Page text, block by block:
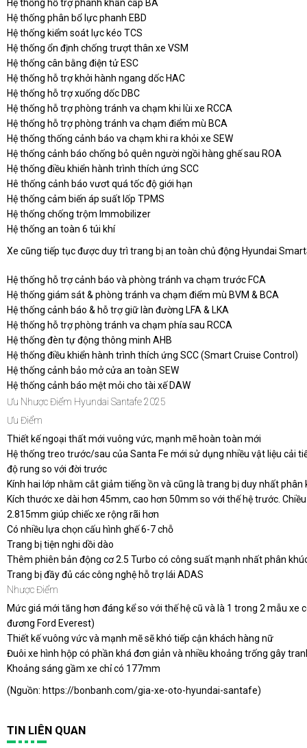
Hệ thống hỗ trợ phanh khẩn cấp BA
Hệ thống phân bổ lực phanh EBD
Hệ thống kiểm soát lực kéo TCS
Hệ thống ổn định chống trượt thân xe VSM
Hệ thống cân bằng điện tử ESC
Hệ thống hỗ trợ khởi hành ngang dốc HAC
Hệ thống hỗ trợ xuống dốc DBC
Hệ thống hỗ trợ phòng tránh va chạm khi lùi xe RCCA
Hệ thống hỗ trợ phòng tránh va chạm điểm mù BCA
Hệ thống thống cảnh báo va chạm khi ra khỏi xe SEW
Hệ thống cảnh báo chống bỏ quên người ngồi hàng ghế sau ROA
Hệ thống điều khiển hành trình thích ứng SCC
Hê thống cảnh báo vươt quá tốc độ giới hạn
Hệ thống cảm biến áp suất lốp TPMS
Hệ thống chống trộm Immobilizer
Hệ thống an toàn 6 túi khí
Xe cũng tiếp tục được duy trì trang bị an toàn chủ động Hyundai
Hệ thống hỗ trợ cảnh báo và phòng tránh va chạm trước FCA
Hệ thống giám sát & phòng tránh va chạm điểm mù BVM & BCA
Hệ thống cảnh báo & hỗ trợ giữ làn đường LFA & LKA
Hệ thống hỗ trợ phòng tránh va chạm phía sau RCCA
Hệ thống đèn tự động thông minh AHB
Hệ thống điều khiển hành trình thích ứng SCC (Smart Cruise Control)
Hệ thống cảnh bảo mở cửa an toàn SEW
Hệ thống cảnh báo mệt mỏi cho tài xế DAW
Ưu Nhược Điểm Hyundai Santafe 2025
Ưu Điểm
Thiết kế ngoại thất mới vuông vức, mạnh mẽ hoàn toàn mới
Hệ thống treo trước/sau của Santa Fe mới sử dụng nhiều vật liệu cải
độ rung so với đời trước
Kính hai lớp nhằm cắt giảm tiếng ồn và cũng là trang bị duy nhất phân
Kích thước xe dài hơn 45mm, cao hơn 50mm so với thế hệ trước.
2.815mm giúp chiếc xe rộng rãi hơn
Có nhiều lựa chọn cấu hình ghế 6-7 chỗ
Trang bị tiện nghi dồi dào
Thêm phiên bản động cơ 2.5 Turbo có công suất mạnh nhất phân
Trang bị đầy đủ các công nghệ hỗ trợ lái ADAS
Nhược Điểm
Mức giá mới tăng hơn đáng kể so với thế hệ cũ và là 1 trong 2 mẫu xe
đương Ford Everest)
Thiết kế vuông vức và mạnh mẽ sẽ khó tiếp cận khách hàng nữ
Đuôi xe hình hộp có phần khá đơn giản và nhiều khoảng trống gây
Khoảng sáng gầm xe chỉ có 177mm
(Nguồn: https://bonbanh.com/gia-xe-oto-hyundai-santafe)
TIN LIÊN QUAN